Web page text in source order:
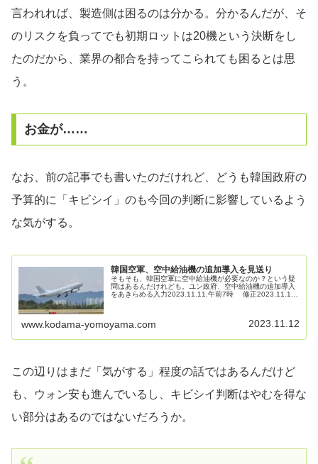
言われれば、製造側は困るのは分かる。分かるんだが、そ
のリスクを負ってでも初期ロットは20機という決断をし
たのだから、業界の都合を持ってこられても困るとは思
う。
お金が……
なお、前の記事でも書いたのだけれど、どうも韓国政府の
予算的に「キビシイ」のも今回の判断に影響しているよう
な気がする。
韓国空軍、空中給油機の追加導入を見送り
そもそも、韓国空軍に空中給油機が必要なのか？という疑
問はあるんだけれども。ユン政府、空中給油機の追加導入
をあきらめる入力2023.11.11.午前7時 修正2023.11.11.
www.kodama-yomoyama.com 2023.11.12
この辺りはまだ「気がする」程度の話ではあるんだけど
も、ウォン安も進んでいるし、キビシイ判断はやむを得な
い部分はあるのではないだろうか。